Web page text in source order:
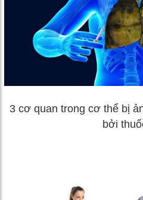
3 cơ quan trong cơ thể bị
bởi